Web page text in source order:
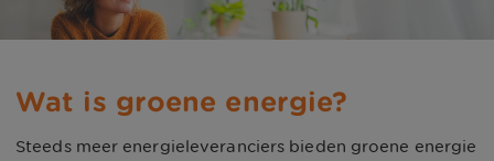
Wat is groene energie?
Steeds meer energieleveranciers bieden groene energie